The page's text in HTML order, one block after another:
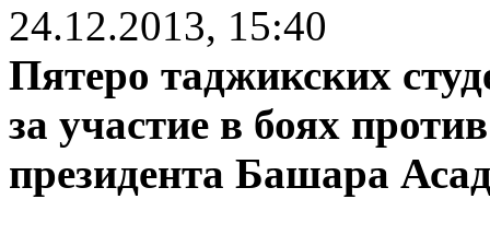
24.12.2013, 15:40
Пятеро таджикских
за участие в боях
президента Башара